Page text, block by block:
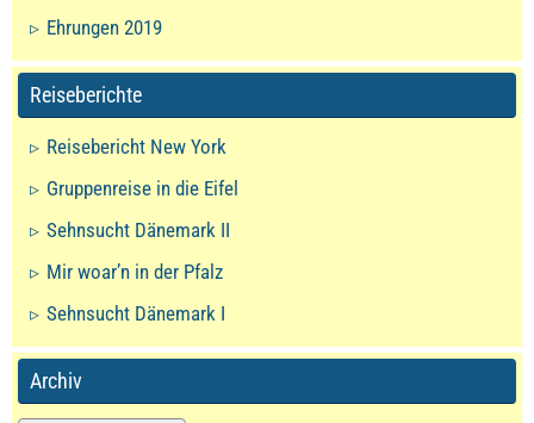
Ehrungen 2019
Reiseberichte
Reisebericht New York
Gruppenreise in die Eifel
Sehnsucht Dänemark II
Mir woar’n in der Pfalz
Sehnsucht Dänemark I
Archiv